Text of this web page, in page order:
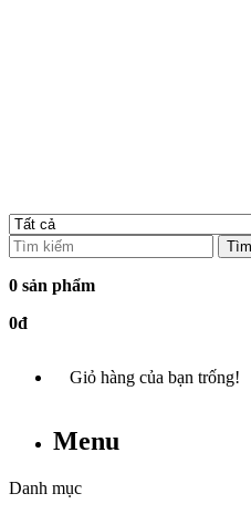
0 sản phẩm
0đ
Giỏ hàng của bạn trống!
Menu
Danh mục